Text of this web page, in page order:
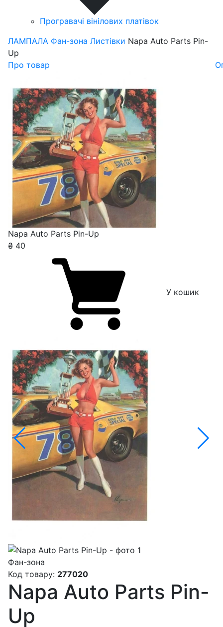
Програвачі вінілових платівок
ЛАМПАЛА Фан-зона Листівки Napa Auto Parts Pin-
Up
Про товар
Napa Auto Parts Pin-Up
₴ 40
У кошик
Фан-зона
Код товару: 277020
Napa Auto Parts Pin-
Up